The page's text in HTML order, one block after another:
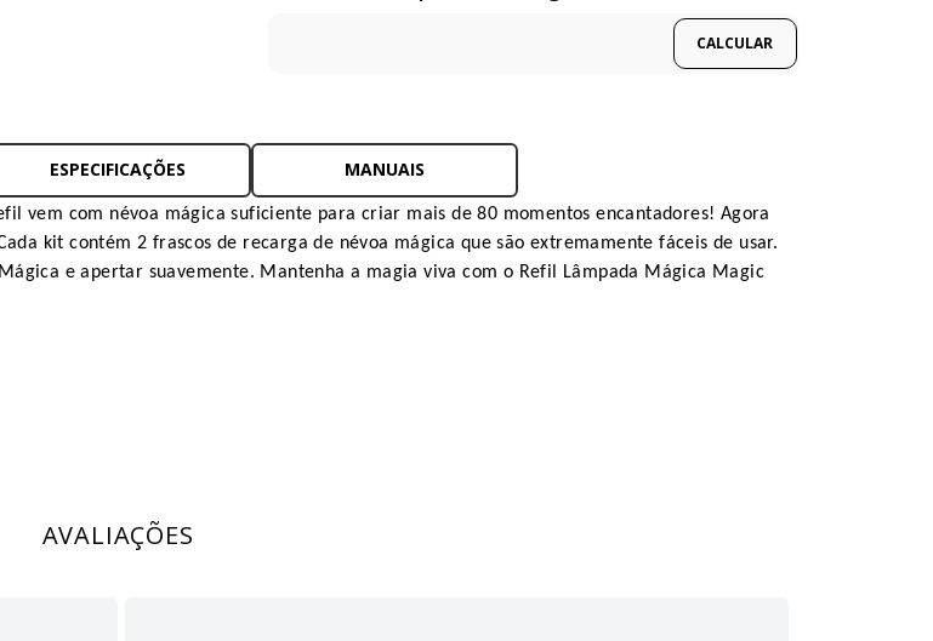
ESPECIFICAÇÕES MANUAIS
vem com névoa mágica suficiente para criar mais de 80 momentos encantadores! Agora
kit contém 2 frascos de recarga de névoa mágica que são extremamente fáceis de usar.
e apertar suavemente. Mantenha a magia viva com o Refil Lâmpada Mágica Magic
AVALIAÇÕES